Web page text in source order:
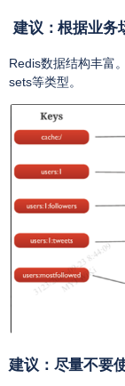
建议：根据业务
Redis数据结构丰富
sets等类型。
建议：尽量不要